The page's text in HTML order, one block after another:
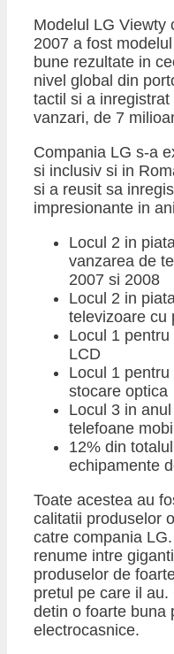
Modelul LG Viewty
2007 a fost
bune rezultate in
nivel global din
tactil si a
vanzari, de 7
Compania LG s-a
si inclusiv si in
si a reusit sa
impresionante in
Locul 2 in
vanzarea de
2007 si 2008
Locul 2 in
televizoare cu
Locul 1
LCD
Locul 1
stocare optica
Locul 3 in
telefoane
12% din
echipamente
Toate acestea au
calitatii produselor
catre compania
renume intre
produselor de
pretul pe care il
detin o foarte buna
electrocasnice.